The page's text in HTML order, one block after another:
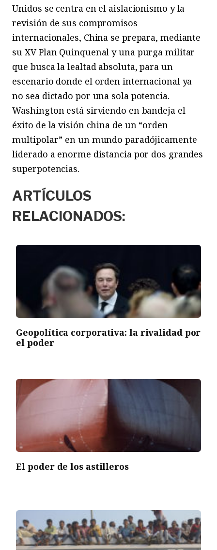
Unidos se centra en el aislacionismo y la
revisión de sus compromisos
internacionales, China se prepara, mediante
su XV Plan Quinquenal y una purga militar
que busca la lealtad absoluta, para un
escenario donde el orden internacional ya
no sea dictado por una sola potencia.
Washington está sirviendo en bandeja el
éxito de la visión china de un “orden
multipolar” en un mundo paradójicamente
liderado a enorme distancia por dos grandes
superpotencias.
ARTÍCULOS
RELACIONADOS:
Geopolítica corporativa: la rivalidad por
el poder
El poder de los astilleros